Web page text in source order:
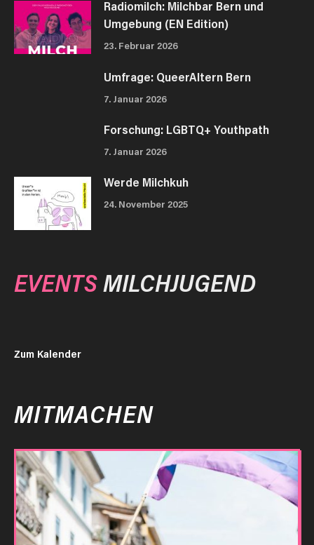
Radiomilch: Milchbar Bern und
Umgebung (EN Edition)
23. Februar 2026
Umfrage: QueerAltern Bern
7. Januar 2026
Forschung: LGBTQ+ Youthpath
7. Januar 2026
Werde Milchkuh
24. November 2025
EVENTSMILCHJUGEND
Zum Kalender
MITMACHEN